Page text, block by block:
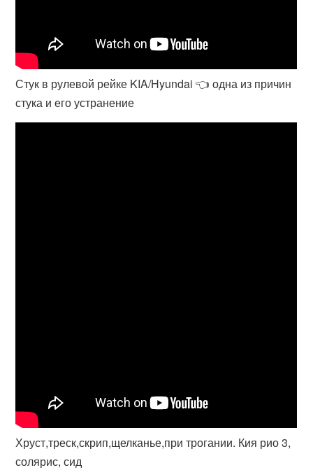
Стук в рулевой рейке KIA/Hyundai 👈 одна из причин
стука и его устранение
Хруст,треск,скрип,щелканье,при трогании. Кия рио 3,
солярис, сид